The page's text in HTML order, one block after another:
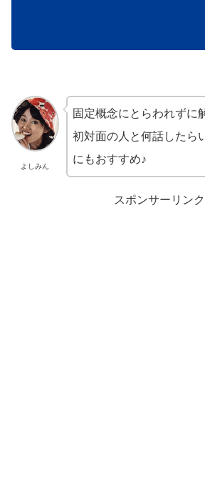
よしみん
固定概念にとらわれずに
初対面の人と何話したら
にもおすすめ♪
スポンサーリンク